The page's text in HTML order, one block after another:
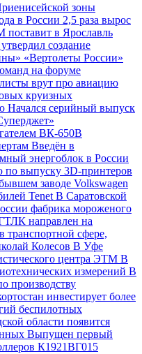
зоны
в России 2,5 раза вырос
в Ярославль
создание
«Вертолеты России»
на форуме
врут про авиацию
круизных
Начался серийный выпуск
ВК-650В
Введён в
энергоблок в России
выпуску 3D-принтеров
заводе Volkswagen
Tenet В Саратовской
фабрика мороженого
направлен на
транспортной сфере,
Колесов В Уфе
центра ЭТМ В
измерений В
производству
инвестирует более
беспилотных
области появится
Выпущен первый
К1921ВГ015